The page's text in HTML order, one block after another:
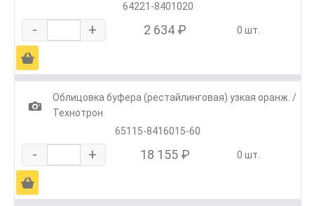
64221-8401020
- + 2 634 ₽ 0 шт.
Ä
1
Облицовка буфера (рестайлинговая) узкая оранж. /
Технотрон
65115-8416015-60
- + 18 155 ₽ 0 шт.
Ä